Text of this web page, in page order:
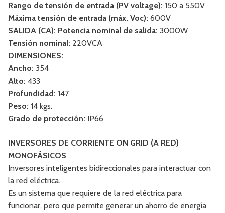
Rango de tensión de entrada (PV voltage): 150 a 550V
Máxima tensión de entrada (máx. Voc): 600V
SALIDA (CA): Potencia nominal de salida: 3000W
Tensión nominal: 220VCA
DIMENSIONES:
Ancho: 354
Alto: 433
Profundidad: 147
Peso: 14 kgs.
Grado de protección: IP66
INVERSORES DE CORRIENTE ON GRID (A RED)
MONOFÁSICOS
Inversores inteligentes bidireccionales para interactuar con
la red eléctrica.
Es un sistema que requiere de la red eléctrica para
funcionar, pero que permite generar un ahorro de energía